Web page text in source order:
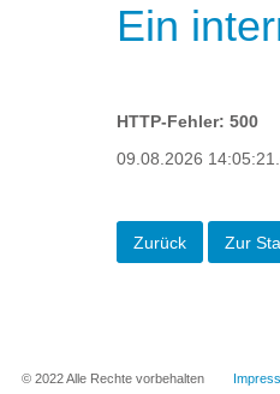
Ein
HTTP-Fehler: 500
09.08.2026
© 2022 Alle Rechte vorbehalten